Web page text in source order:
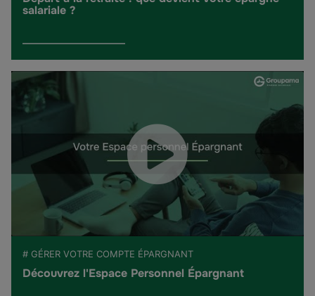
salariale ?
# GÉRER VOTRE COMPTE ÉPARGNANT
Découvrez l'Espace Personnel Épargnant